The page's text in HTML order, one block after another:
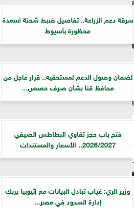
سرقة دعم الزراعة.. تفاصيل ضبط شحنة أسمدة
محظورة بأسيوط
لضمان وصول الدعم لمستحقيه.. قرار عاجل من
محافظ قنا بشأن صرف حصص...
فتح باب حجز تقاوي البطاطس الصيفي
2026/2027.. الأسعار والمستندات
وزير الري: غياب تبادل البيانات مع إثيوبيا يربك
إدارة السدود في مصر...